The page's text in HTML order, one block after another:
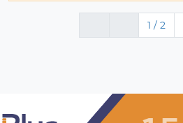
1 / 2